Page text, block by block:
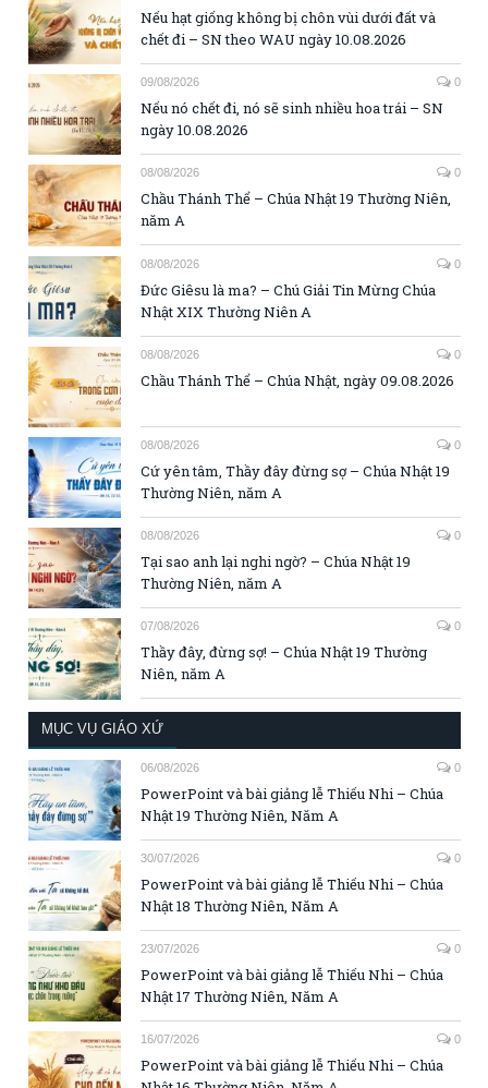
Nếu hạt giống không bị chôn vùi dưới đất và
chết đi – SN theo WAU ngày 10.08.2026
09/08/2026 0
Nếu nó chết đi, nó sẽ sinh nhiều hoa trái – SN
ngày 10.08.2026
08/08/2026 0
Chầu Thánh Thể – Chúa Nhật 19 Thường Niên,
năm A
08/08/2026 0
Đức Giêsu là ma? – Chú Giải Tin Mừng Chúa
Nhật XIX Thường Niên A
08/08/2026 0
Chầu Thánh Thể – Chúa Nhật, ngày 09.08.2026
08/08/2026 0
Cứ yên tâm, Thầy đây đừng sợ – Chúa Nhật 19
Thường Niên, năm A
08/08/2026 0
Tại sao anh lại nghi ngờ? – Chúa Nhật 19
Thường Niên, năm A
07/08/2026 0
Thầy đây, đừng sợ! – Chúa Nhật 19 Thường
Niên, năm A
MỤC VỤ GIÁO XỨ
06/08/2026 0
PowerPoint và bài giảng lễ Thiếu Nhi – Chúa
Nhật 19 Thường Niên, Năm A
30/07/2026 0
PowerPoint và bài giảng lễ Thiếu Nhi – Chúa
Nhật 18 Thường Niên, Năm A
23/07/2026 0
PowerPoint và bài giảng lễ Thiếu Nhi – Chúa
Nhật 17 Thường Niên, Năm A
16/07/2026 0
PowerPoint và bài giảng lễ Thiếu Nhi – Chúa